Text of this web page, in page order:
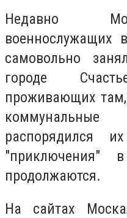
Недавно
военнослужащих
самовольно
городе
проживающих
коммунальные
распорядился
"приключения"
продолжаются.
На сайтах